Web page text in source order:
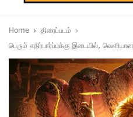
Home
திரைப்படம்
பெரும் எதிர்பார்ப்புக்கு இடையில்,